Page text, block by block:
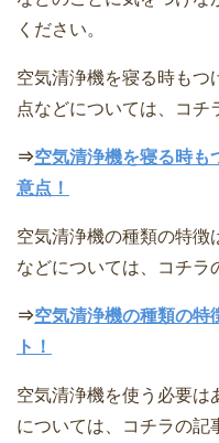
ください。
空気清浄機を寝る時もつ
点などについては、コチ
⇒空気清浄機を寝る時も
意点！
空気清浄機の種類の特徴
などについては、コチラ
⇒空気清浄機の種類の特
ト！
空気清浄機を使う必要は
については、コチラの記